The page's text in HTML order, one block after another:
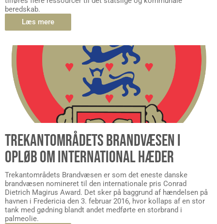
beredskab.
Læs mere
TREKANTOMRÅDETS BRANDVÆSEN I
OPLØB OM INTERNATIONAL HÆDER
Trekantområdets Brandvæsen er som det eneste danske
brandvæsen nomineret til den internationale pris Conrad
Dietrich Magirus Award. Det sker på baggrund af hændelsen på
havnen i Fredericia den 3. februar 2016, hvor kollaps af en stor
tank med gødning blandt andet medførte en storbrand i
palmeolie.